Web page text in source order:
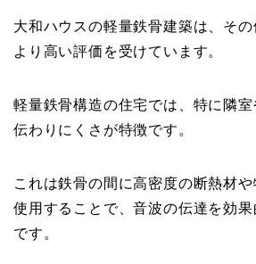
大和ハウスの軽量鉄骨建築は、そ
より高い評価を受けています。
軽量鉄骨構造の住宅では、特に隣
伝わりにくさが特徴です。
これは鉄骨の間に高密度の断熱材
使用することで、音波の伝達を効
です。